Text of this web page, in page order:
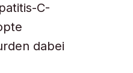
C-
dabei